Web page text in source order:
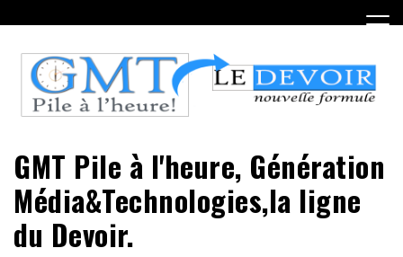
to
content
GMT Pile à l'heure, Génération
Média&Technologies,la ligne
du Devoir.